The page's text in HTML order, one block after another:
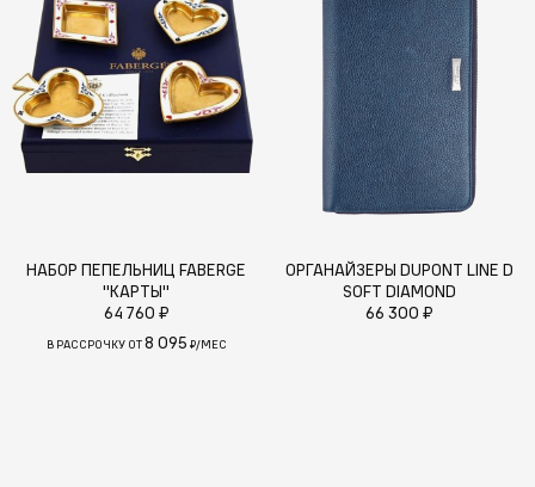
НАБОР ПЕПЕЛЬНИЦ FABERGE
"КАРТЫ"
64 760 ₽
В РАССРОЧКУ ОТ8 095 ₽/МЕС
ОРГАНАЙЗЕРЫ DUPONT LINE D
SOFT DIAMOND
66 300 ₽